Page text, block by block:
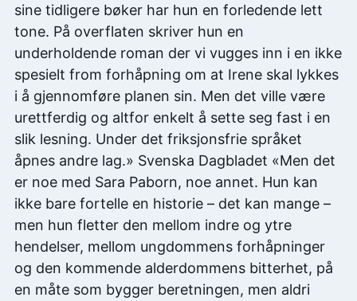
sine tidligere bøker har hun en forledende lett
tone. På overflaten skriver hun en
underholdende roman der vi vugges inn i en ikke
spesielt from forhåpning om at Irene skal lykkes
i å gjennomføre planen sin. Men det ville være
urettferdig og altfor enkelt å sette seg fast i en
slik lesning. Under det friksjonsfrie språket
åpnes andre lag.» Svenska Dagbladet «Men det
er noe med Sara Paborn, noe annet. Hun kan
ikke bare fortelle en historie – det kan mange –
men hun fletter den mellom indre og ytre
hendelser, mellom ungdommens forhåpninger
og den kommende alderdommens bitterhet, på
en måte som bygger beretningen, men aldri